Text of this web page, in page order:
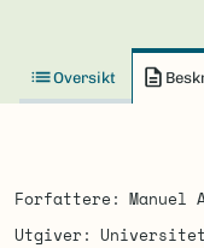
Oversikt
Forfattere
Manuel
Utgiver